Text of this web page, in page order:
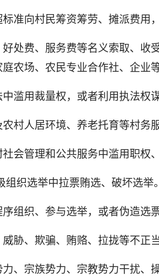
向村民筹资筹劳、摊派费用，
费、服务费等名义索取、收受
农场、农民专业合作社、企业
用裁量权，或者利用执法权谋
人居环境、养老托育等村务服
管理和公共服务中滥用职权、
选举中拉票贿选、破坏选举
织、参与选举，或者伪造选票
、欺骗、贿赂、拉拢等不正当
宗族势力、宗教势力干扰、操